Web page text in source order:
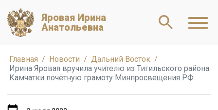
Яровая Ирина
Анатольевна
Главная Новости
Дальний Восток
Ирина Яровая вручила учителю из Тигильского района
Камчатки почётную грамоту Минпросвещения РФ